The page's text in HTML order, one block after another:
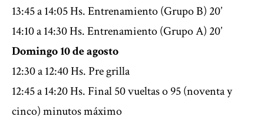
13:45 a 14:05 Hs. Entrenamiento (Grupo B) 20’
14:10 a 14:30 Hs. Entrenamiento (Grupo A) 20’
Domingo 10 de agosto
12:30 a 12:40 Hs. Pre grilla
12:45 a 14:20 Hs. Final 50 vueltas o 95 (noventa y
cinco) minutos máximo